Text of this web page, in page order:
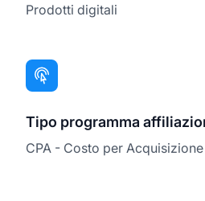
Prodotti digitali
Tipo programma
CPA - Costo per Acquisizione